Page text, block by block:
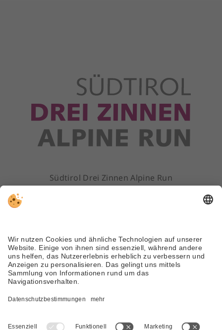
Südtirol Drei Zinnen Alpine Run
Tel. +39 0474 710310
info@dreizinnenlauf.com